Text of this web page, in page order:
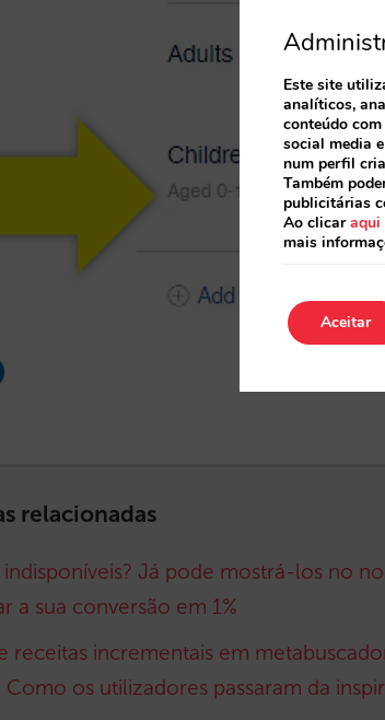
relacionadas
Já pode mostrá-los no
a sua conversão em 1%
receitas incrementais em
Como os utilizadores passaram da
Este site
analíticos,
conteúdo
social media
num perfil
Também
publicitárias
Ao clicaraqui
mais
Aceitar